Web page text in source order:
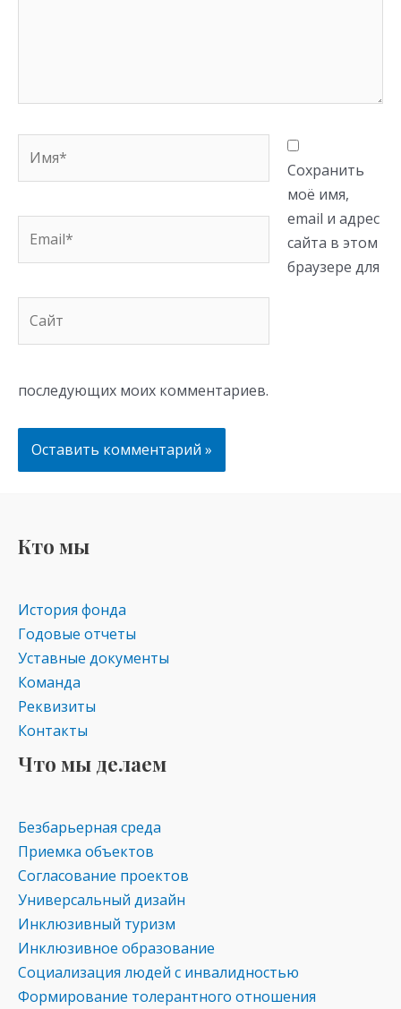
Сохранить
моё имя,
email и адрес
сайта в этом
браузере для
последующих моих комментариев.
Кто мы
История фонда
Годовые отчеты
Уставные документы
Команда
Реквизиты
Контакты
Что мы делаем
Безбарьерная среда
Приемка объектов
Согласование проектов
Универсальный дизайн
Инклюзивный туризм
Инклюзивное образование
Социализация людей с инвалидностью
Формирование толерантного отношения